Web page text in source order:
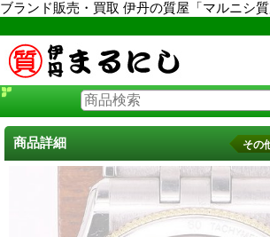
ブランド販売・買取 伊丹の質屋「マルニシ質
商品詳細 その